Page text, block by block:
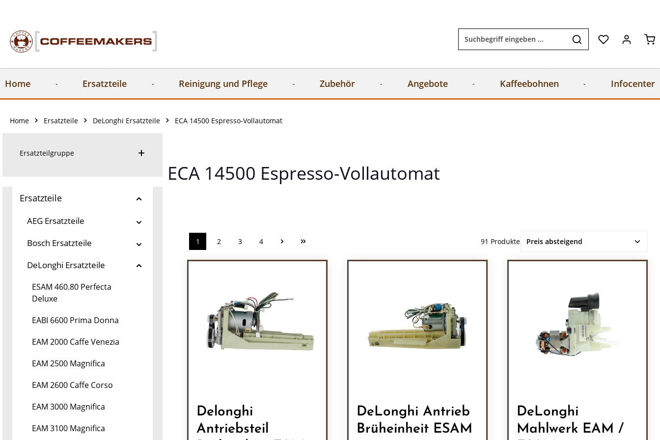
Home Ersatzteile Reinigung und Pflege Zubehör Angebote Kaffeebohnen Infocenter
Home Ersatzteile DeLonghi Ersatzteile ECA 14500 Espresso-Vollautomat
Ersatzteilgruppe
Ersatzteile
AEG Ersatzteile
Bosch Ersatzteile
DeLonghi Ersatzteile
ESAM 460.80 Perfecta
Deluxe
EABI 6600 Prima Donna
EAM 2000 Caffe Venezia
EAM 2500 Magnifica
EAM 2600 Caffe Corso
EAM 3000 Magnifica
EAM 3100 Magnifica
ECA 14500 Espresso-Vollautomat
Seite
1 Seite
2 Seite
3 Seite
4 91 Produkte
Delonghi
Antriebsteil
DeLonghi Antrieb
Brüheinheit ESAM
DeLonghi
Mahlwerk EAM /